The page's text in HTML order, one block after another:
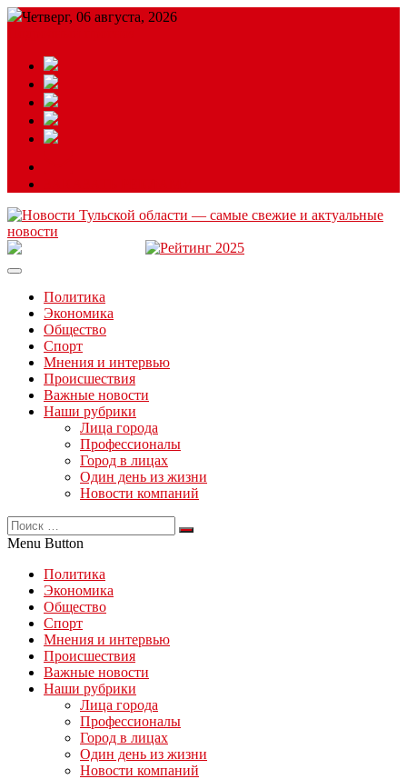
Четверг, 06 августа, 2026
Читайте последние новости дня в Тульской области на сайте
Политика
Экономика
Общество
Спорт
Мнения и интервью
Происшествия
Важные новости
Наши рубрики
Лица города
Профессионалы
Город в лицах
Один день из жизни
Новости компаний
Menu Button
Политика
Экономика
Общество
Спорт
Мнения и интервью
Происшествия
Важные новости
Наши рубрики
Лица города
Профессионалы
Город в лицах
Один день из жизни
Новости компаний